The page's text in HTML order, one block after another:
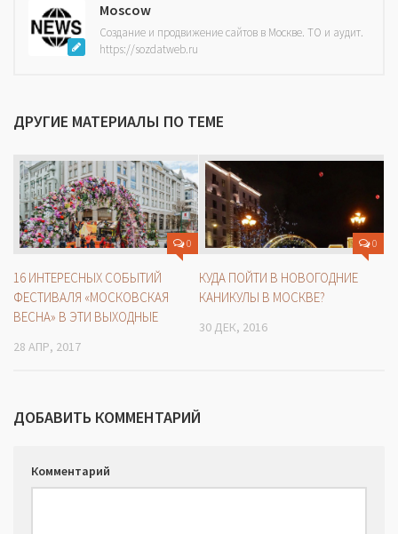
Moscow
Создание и продвижение сайтов в Москве. ТО и аудит.
https://sozdatweb.ru
ДРУГИЕ МАТЕРИАЛЫ ПО ТЕМЕ
0
16 ИНТЕРЕСНЫХ СОБЫТИЙ
ФЕСТИВАЛЯ «МОСКОВСКАЯ
ВЕСНА» В ЭТИ ВЫХОДНЫЕ
28 АПР, 2017
0
КУДА ПОЙТИ В НОВОГОДНИЕ
КАНИКУЛЫ В МОСКВЕ?
30 ДЕК, 2016
ДОБАВИТЬ КОММЕНТАРИЙ
Комментарий